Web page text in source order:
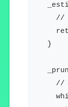
//
  }
//